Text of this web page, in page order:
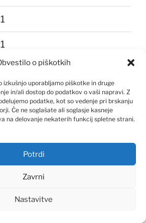
o piškotkih
izkušnjo uporabljamo piškotke in druge
in/ali dostop do podatkov o vaši napravi. Z
podatke, kot so vedenje pri brskanju
Če ne soglašate ali soglasje kasneje
na delovanje nekaterih funkcij spletne strani.
Potrdi
Zavrni
Nastavitve